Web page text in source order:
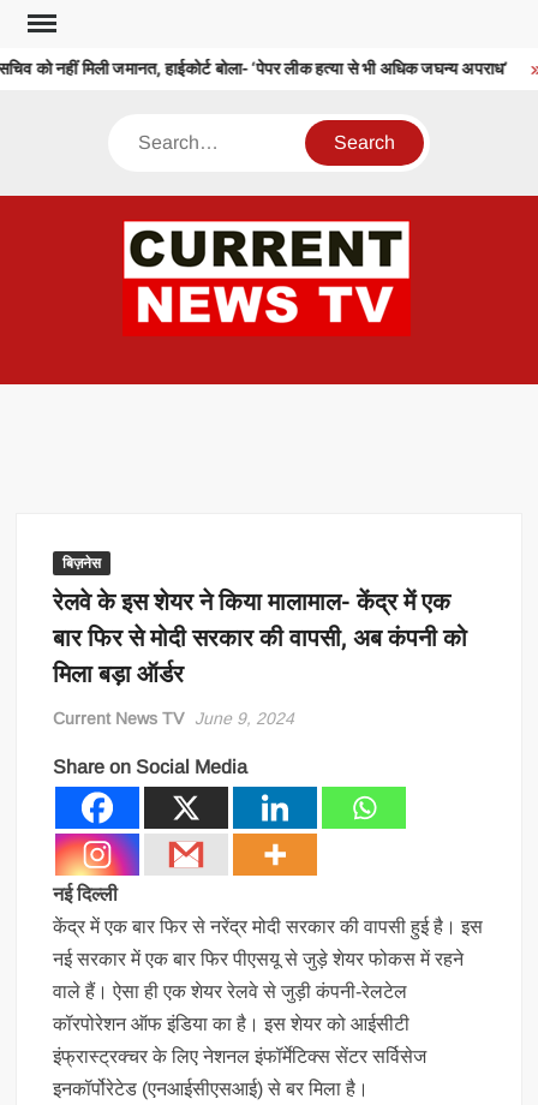
Skip
content
को नहीं मिली जमानत, हाईकोर्ट बोला- ‘पेपर लीक हत्या से भी अधिक जघन्य अपराध’
Search
बिज़नेस
रेलवे के इस शेयर ने किया मालामाल- केंद्र में एक
बार फिर से मोदी सरकार की वापसी, अब कंपनी को
मिला बड़ा ऑर्डर
Current News TV June 9, 2024
Share on Social Media
नई दिल्ली
केंद्र में एक बार फिर से नरेंद्र मोदी सरकार की वापसी हुई है। इस
नई सरकार में एक बार फिर पीएसयू से जुड़े शेयर फोकस में रहने
वाले हैं। ऐसा ही एक शेयर रेलवे से जुड़ी कंपनी-रेलटेल
कॉरपोरेशन ऑफ इंडिया का है। इस शेयर को आईसीटी
इंफ्रास्ट्रक्चर के लिए नेशनल इंफॉर्मेटिक्स सेंटर सर्विसेज
इनकॉर्पोरेटेड (एनआईसीएसआई) से बर मिला है।